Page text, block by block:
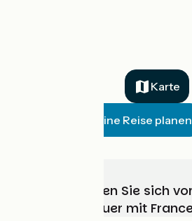
Karte
Meine Reise planen
Wählen, bereiten Sie sich
Ihr Radabenteuer mit